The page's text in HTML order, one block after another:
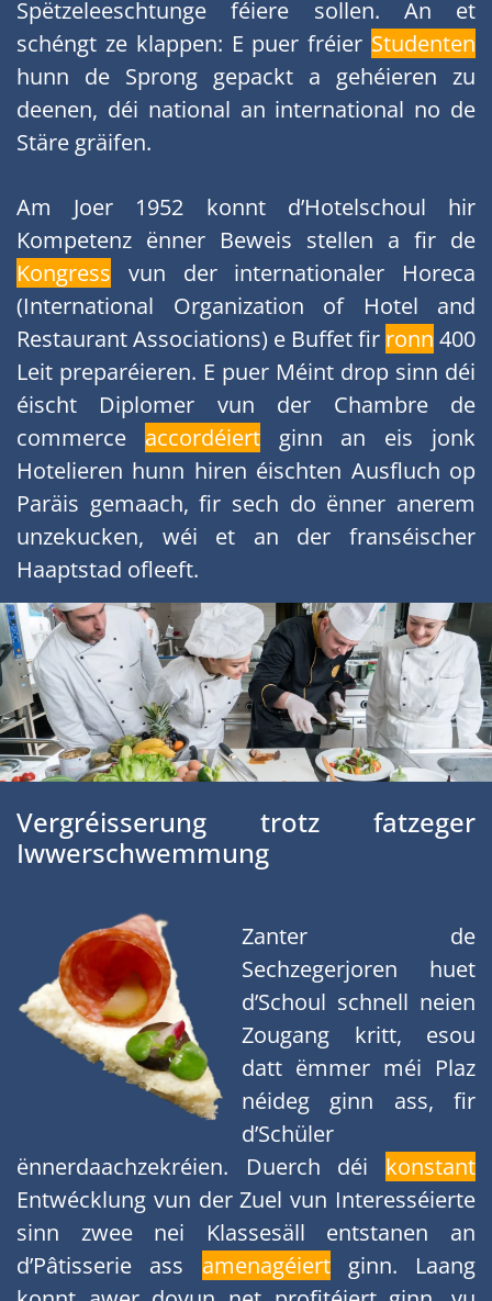
Spëtzeleeschtunge féiere sollen. An et
schéngt ze klappen: E puer fréier Studenten
hunn de Sprong gepackt a gehéieren zu
deenen, déi national an international no de
Stäre gräifen.
Am Joer 1952 konnt d’Hotelschoul hir
Kompetenz ënner Beweis stellen a fir de
Kongress vun der internationaler Horeca
(International Organization of Hotel and
Restaurant Associations) e Buffet fir ronn 400
Leit preparéieren. E puer Méint drop sinn déi
éischt Diplomer vun der Chambre de
commerce accordéiertginn an eis jonk
Hotelieren hunn hiren éischten Ausfluch op
Paräis gemaach, fir sech do ënner anerem
unzekucken, wéi et an der franséischer
Haaptstad ofleeft.
Vergréisserung trotz fatzeger
Iwwerschwemmung
Zanter de
Sechzegerjoren huet
d’Schoul schnell neien
Zougang kritt, esou
datt ëmmer méi Plaz
néideg ginn ass, fir
d’Schüler
ënnerdaachzekréien. Duerch déi konstant
Entwécklung vun der Zuel vun Interesséierte
sinn zwee nei Klassesäll entstanen an
d’Pâtisserie ass amenagéiertginn. Laang